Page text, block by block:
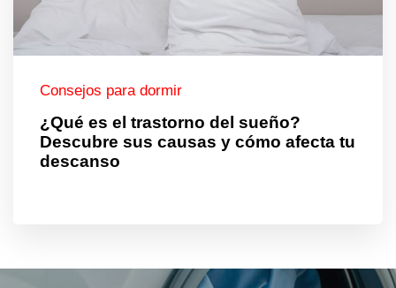
Consejos para dormir
¿Qué es el trastorno del sueño?
Descubre sus causas y cómo afecta tu
descanso